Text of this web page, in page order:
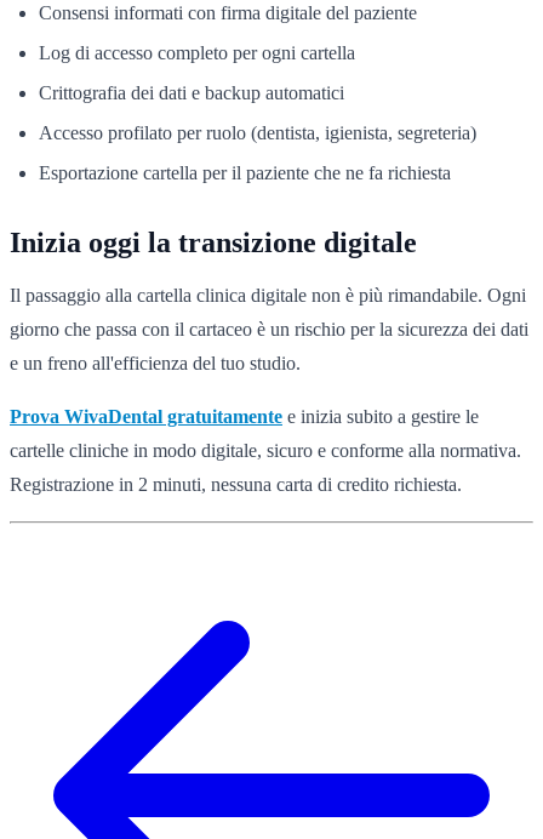
Consensi informati con firma digitale del paziente
Log di accesso completo per ogni cartella
Crittografia dei dati e backup automatici
Accesso profilato per ruolo (dentista, igienista, segreteria)
Esportazione cartella per il paziente che ne fa richiesta
Inizia oggi la transizione digitale
Il passaggio alla cartella clinica digitale non è più rimandabile. Ogni
giorno che passa con il cartaceo è un rischio per la sicurezza dei dati
e un freno all'efficienza del tuo studio.
Prova WivaDental gratuitamente e inizia subito a gestire le
cartelle cliniche in modo digitale, sicuro e conforme alla normativa.
Registrazione in 2 minuti, nessuna carta di credito richiesta.